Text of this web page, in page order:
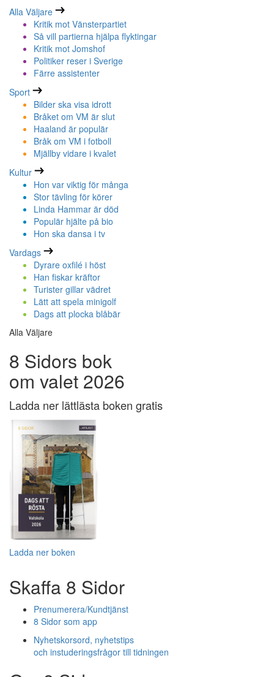
Alla Väljare
Kritik mot Vänsterpartiet
Så vill partierna hjälpa flyktingar
Kritik mot Jomshof
Politiker reser i Sverige
Färre assistenter
Sport
Bilder ska visa idrott
Bråket om VM är slut
Haaland är populär
Bråk om VM i fotboll
Mjällby vidare i kvalet
Kultur
Hon var viktig för många
Stor tävling för körer
Linda Hammar är död
Populär hjälte på bio
Hon ska dansa i tv
Vardags
Dyrare oxfilé i höst
Han fiskar kräftor
Turister gillar vädret
Lätt att spela minigolf
Dags att plocka blåbär
Alla Väljare
8 Sidors bok
om valet 2026
Ladda ner lättlästa boken gratis
Ladda ner boken
Skaffa 8 Sidor
Prenumerera/Kundtjänst
8 Sidor som app
Nyhetskorsord, nyhetstips
och instuderingsfrågor till tidningen